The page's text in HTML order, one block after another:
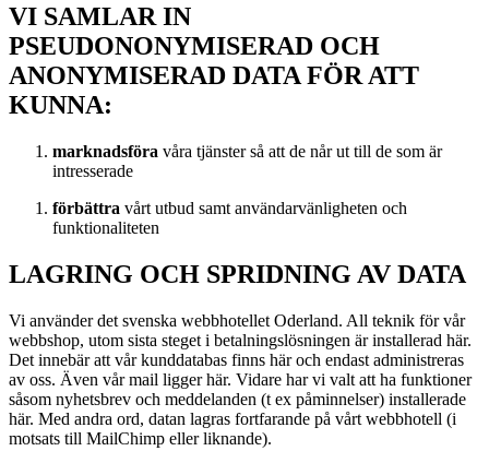
VI SAMLAR IN
PSEUDONONYMISERAD OCH
ANONYMISERAD DATA FÖR ATT
KUNNA:
marknadsföra våra tjänster så att de når ut till de som är
intresserade
förbättra vårt utbud samt användarvänligheten och
funktionaliteten
LAGRING OCH SPRIDNING AV DATA
Vi använder det svenska webbhotellet Oderland. All teknik för vår
webbshop, utom sista steget i betalningslösningen är installerad här.
Det innebär att vår kunddatabas finns här och endast administreras
av oss. Även vår mail ligger här. Vidare har vi valt att ha funktioner
såsom nyhetsbrev och meddelanden (t ex påminnelser) installerade
här. Med andra ord, datan lagras fortfarande på vårt webbhotell (i
motsats till MailChimp eller liknande).